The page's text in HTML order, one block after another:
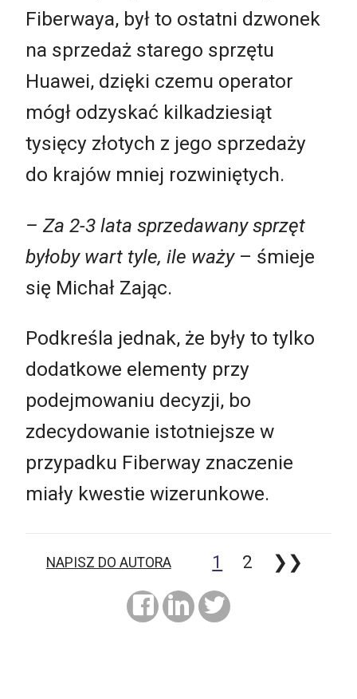
Fiberwaya, był to ostatni dzwonek
na sprzedaż starego sprzętu
Huawei, dzięki czemu operator
mógł odzyskać kilkadziesiąt
tysięcy złotych z jego sprzedaży
do krajów mniej rozwiniętych.
– Za 2-3 lata sprzedawany sprzęt
byłoby wart tyle, ile waży– śmieje
się Michał Zając.
Podkreśla jednak, że były to tylko
dodatkowe elementy przy
podejmowaniu decyzji, bo
zdecydowanie istotniejsze w
przypadku Fiberway znaczenie
miały kwestie wizerunkowe.
NAPISZ DO AUTORA 1 2 ❯❯